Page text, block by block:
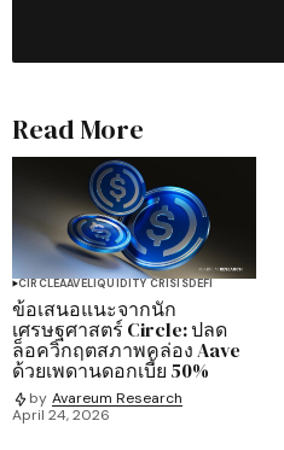
Read More
CIRCLEAAVELIQUIDITY CRISISDEFI
ข้อเสนอแนะจากนัก
เศรษฐศาสตร์ Circle: ปลด
ล็อควิกฤตสภาพคล่อง Aave
ด้วยเพดานดอกเบี้ย 50%
by Avareum Research
April 24, 2026